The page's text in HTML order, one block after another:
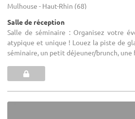
Mulhouse - Haut-Rhin (68)
Salle de réception
Salle de séminaire : Organisez votre
atypique et unique ! Louez la piste de
séminaire, un petit déjeuner/brunch, une